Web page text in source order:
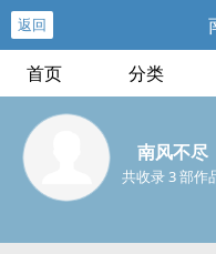
返回
首页 分类
南风不尽
共收录 3 部作